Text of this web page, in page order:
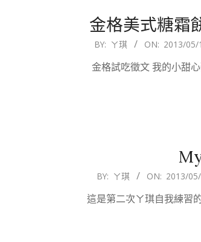
金格美式糖霜
BY: ㄚ琪 ON: 2013/05/
金格試吃徵文 我的小甜
BY: ㄚ琪 ON: 2013/
這是第二次ㄚ琪自我練習